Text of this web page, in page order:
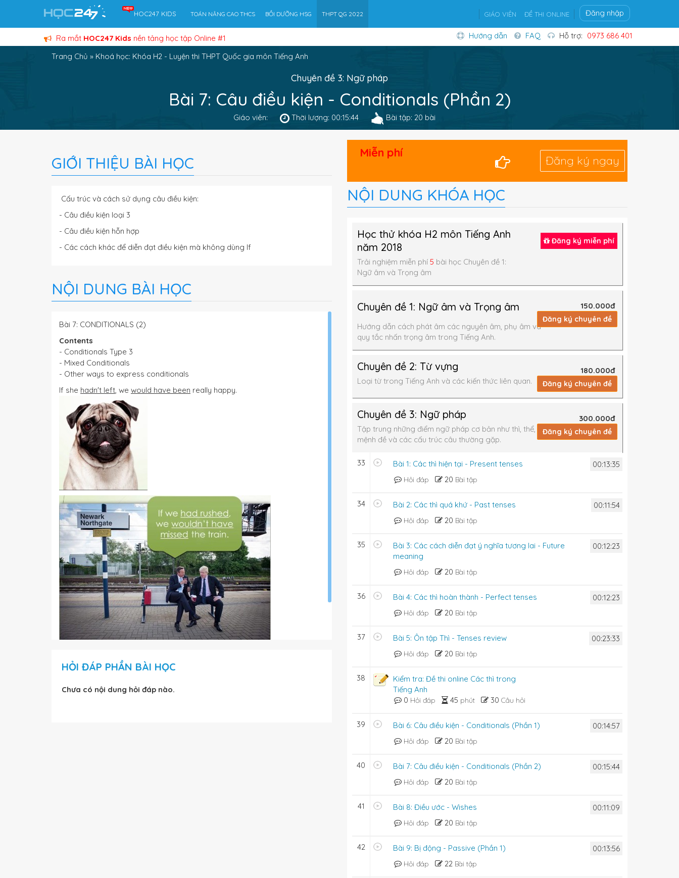
HOC247 KIDS TOÁN NÂNG CAO THCS BỒI DƯỠNG HSG THPT QG 2022 GIÁO VIÊN ĐỀ THI ONLINE Đăng nhập
Ra mắt HOC247 Kids nền tảng học tập Online #1 Hướng dẫn FAQ Hỗ trợ: 0973 686 401
Trang Chủ » Khoá học: Khóa H2 - Luyện thi THPT Quốc gia môn Tiếng Anh
Chuyên đề 3: Ngữ pháp
Bài 7: Câu điều kiện - Conditionals (Phần 2)
Giáo viên: Thời lượng: 00:15:44 Bài tập: 20 bài
GIỚI THIỆU BÀI HỌC
Cấu trúc và cách sử dụng câu điều kiện:
- Câu điều kiện loại 3
- Câu điều kiện hỗn hợp
- Các cách khác để diễn đạt điều kiện mà không dùng If
NỘI DUNG BÀI HỌC
Bài 7: CONDITIONALS (2)
Contents
- Conditionals Type 3
- Mixed Conditionals
- Other ways to express conditionals
If she hadn't left, we would have been really happy.
HỎI ĐÁP PHẦN BÀI HỌC
Chưa có nội dung hỏi đáp nào.
Miễn phí
Đăng ký ngay
NỘI DUNG KHÓA HỌC
Đăng ký miễn phí
Học thử khóa H2 môn Tiếng Anh
năm 2018
Trải nghiệm miễn phí 5 bài học Chuyên đề 1:
Ngữ âm và Trọng âm
150.000đ
Đăng ký chuyên đề
Chuyên đề 1: Ngữ âm và Trọng âm
Hướng dẫn cách phát âm các nguyên âm, phụ âm và
quy tắc nhấn trọng âm trong Tiếng Anh.
180.000đ
Đăng ký chuyên đề
Chuyên đề 2: Từ vựng
Loại từ trong Tiếng Anh và các kiến thức liên quan.
300.000đ
Đăng ký chuyên đề
Chuyên đề 3: Ngữ pháp
Tập trung những điểm ngữ pháp cơ bản như thì, thể,
mệnh đề và các cấu trúc câu thường gặp.
33 00:13:35
Bài 1: Các thì hiện tại - Present tenses
Hỏi đáp 20 Bài tập
34 00:11:54
Bài 2: Các thì quá khứ - Past tenses
Hỏi đáp 20 Bài tập
35 00:12:23
Bài 3: Các cách diễn đạt ý nghĩa tương lai - Future
meaning
Hỏi đáp 20 Bài tập
36 00:12:23
Bài 4: Các thì hoàn thành - Perfect tenses
Hỏi đáp 20 Bài tập
37 00:23:33
Bài 5: Ôn tập Thì - Tenses review
Hỏi đáp 20 Bài tập
38
Kiểm tra: Đề thi online Các thì trong
Tiếng Anh
0 Hỏi đáp 45 phút 30 Câu hỏi
39 00:14:57
Bài 6: Câu điều kiện - Conditionals (Phần 1)
Hỏi đáp 20 Bài tập
40 00:15:44
Bài 7: Câu điều kiện - Conditionals (Phần 2)
Hỏi đáp 20 Bài tập
41 00:11:09
Bài 8: Điều ước - Wishes
Hỏi đáp 20 Bài tập
42 00:13:56
Bài 9: Bị động - Passive (Phần 1)
Hỏi đáp 22 Bài tập